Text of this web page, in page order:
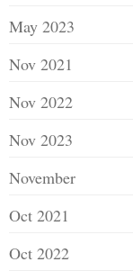
May 2023
Nov 2021
Nov 2022
Nov 2023
November
Oct 2021
Oct 2022